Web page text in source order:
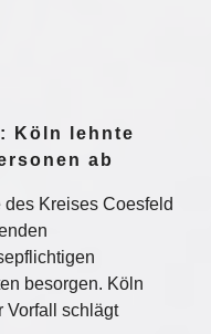
Köln lehnte
ab
Kreises Coesfeld
besorgen. Köln
Vorfall schlägt